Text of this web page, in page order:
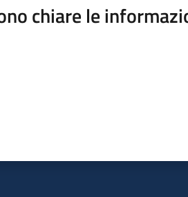
chiare le